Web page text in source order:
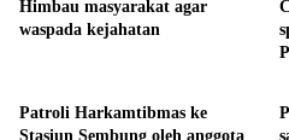
Himbau masyarakat agar
waspada kejahatan
Patroli Harkamtibmas ke
Stasiun Sembung oleh anggota